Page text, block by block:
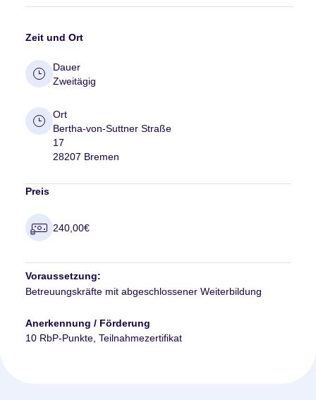
Zeit und Ort
Dauer
Zweitägig
Ort
Bertha-von-Suttner Straße
17
28207 Bremen
Preis
240,00€
Voraussetzung:
Betreuungskräfte mit abgeschlossener Weiterbildung
Anerkennung / Förderung
10 RbP-Punkte, Teilnahmezertifikat